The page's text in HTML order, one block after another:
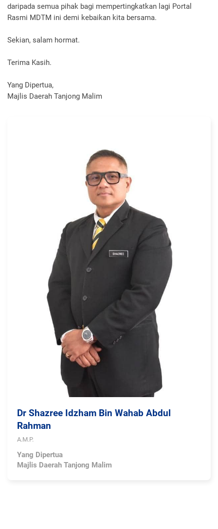
daripada semua pihak bagi mempertingkatkan lagi Portal
Rasmi MDTM ini demi kebaikan kita bersama.
Sekian, salam hormat.
Terima Kasih.
Yang Dipertua,
Majlis Daerah Tanjong Malim
Dr Shazree Idzham Bin Wahab Abdul
Rahman
A.M.P.
Yang Dipertua
Majlis Daerah Tanjong Malim